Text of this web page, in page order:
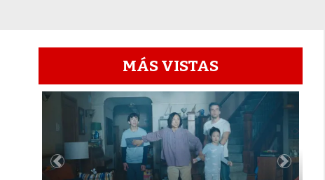
MÁS VISTAS
1
Previous Next